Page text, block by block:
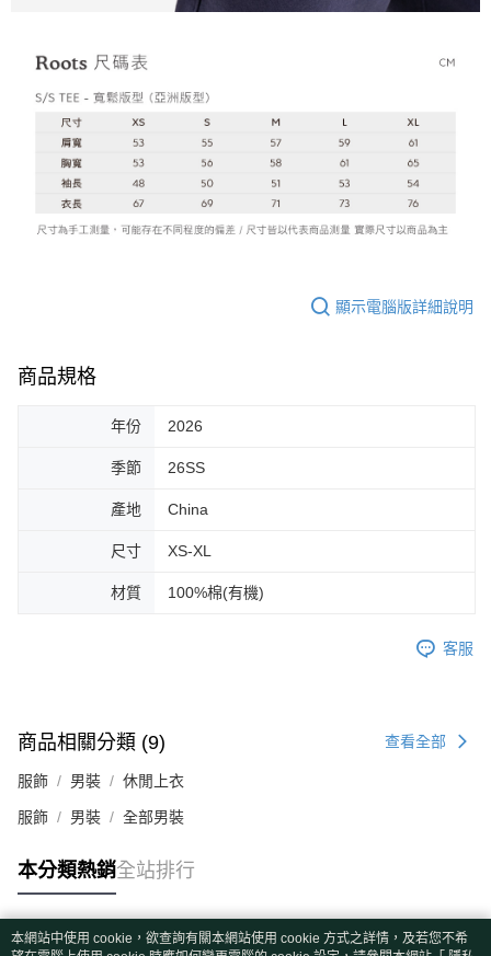
顯示電腦版詳細說明
商品規格
年份 2026
季節 26SS
產地 China
尺寸 XS-XL
材質 100%棉(有機)
客服
商品相關分類 (9) 查看全部
服飾 男裝 休閒上衣
服飾 男裝 全部男裝
本分類熱銷全站排行
本網站中使用 cookie，欲查詢有關本網站使用 cookie 方式之詳情，及若您不希